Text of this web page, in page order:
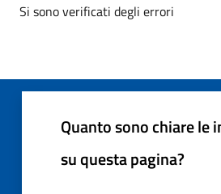
Si sono verificati degli errori
Quanto sono chiare le
su questa pagina?